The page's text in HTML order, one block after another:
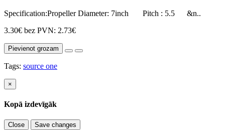
Specification:Propeller Diameter: 7inch Pitch : 5.5 &n..
3.30€ bez PVN: 2.73€
Pievienot grozam
Tags: source one
×
Kopā izdevīgāk
Close Save changes